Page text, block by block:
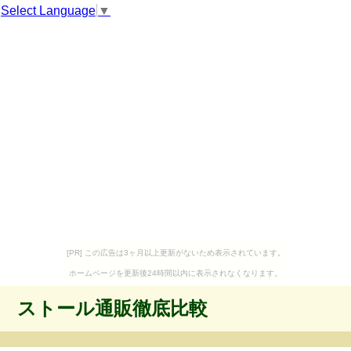
Select Language ▼
[PR] この広告は3ヶ月以上更新がないため表示されています。
ホームページを更新後24時間以内に表示されなくなります。
ストール通販徹底比較